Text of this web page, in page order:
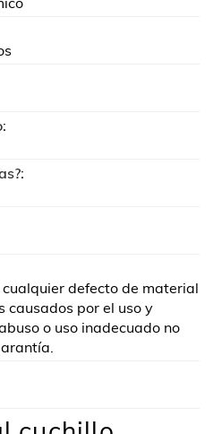
defecto de material
causados por el uso y
o uso inadecuado no